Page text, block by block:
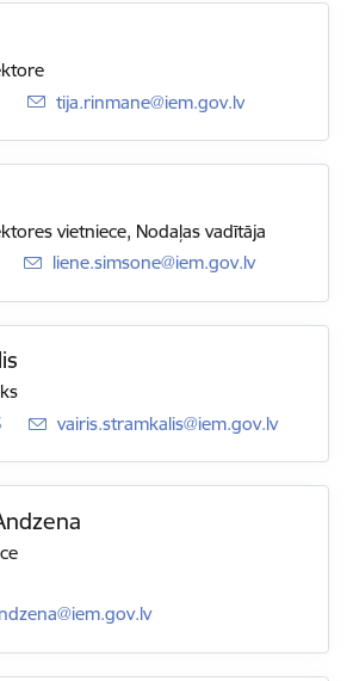
E-pasts:
tija.rinmane@iem.gov.lv
vietniece, Nodaļas vadītāja
E-pasts:
liene.simsone@iem.gov.lv
E-pasts:
vairis.stramkalis@iem.gov.lv